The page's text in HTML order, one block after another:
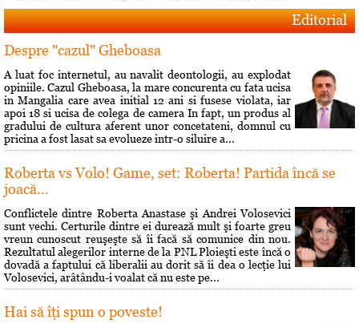
Editorial
Despre "cazul" Gheboasa
A luat foc internetul, au navalit deontologii, au explodat
opiniile. Cazul Gheboasa, la mare concurenta cu fata ucisa
in Mangalia care avea initial 12 ani si fusese violata, iar
apoi 18 si ucisa de colega de camera In fapt, un produs al
gradului de cultura aferent unor concetateni, domnul cu
pricina a fost lasat sa evolueze intr-o siluire a...
Roberta vs Volo! Game, set: Roberta! Partida încă se
joacă...
Conflictele dintre Roberta Anastase şi Andrei Volosevici
sunt vechi. Certurile dintre ei durează mult şi foarte greu
vreun cunoscut reuşeşte să îi facă să comunice din nou.
Rezultatul alegerilor interne de la PNL Ploieşti este încă o
dovadă a faptului că liberalii au dorit să îi dea o lecţie lui
Volosevici, arâtându-i voalat că nu este pe...
Hai să îţi spun o poveste!